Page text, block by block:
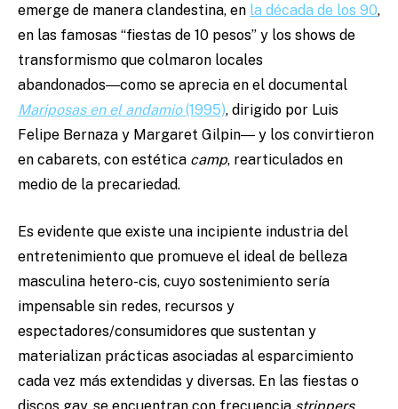
emerge de manera clandestina, en la década de los 90,
en las famosas “fiestas de 10 pesos” y los shows de
transformismo que colmaron locales
abandonados―como se aprecia en el documental
Mariposas en el andamio(1995), dirigido por Luis
Felipe Bernaza y Margaret Gilpin― y los convirtieron
en cabarets, con estética camp, rearticulados en
medio de la precariedad.
Es evidente que existe una incipiente industria del
entretenimiento que promueve el ideal de belleza
masculina hetero-cis, cuyo sostenimiento sería
impensable sin redes, recursos y
espectadores/consumidores que sustentan y
materializan prácticas asociadas al esparcimiento
cada vez más extendidas y diversas. En las fiestas o
discos gay, se encuentran con frecuencia strippers